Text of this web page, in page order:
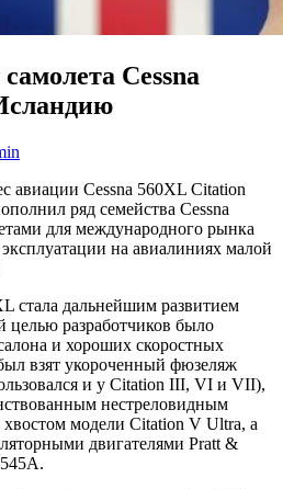
Cessna
авиации Cessna 560XL Citation
ряд семейства Cessna
для международного рынка
на авиалиниях малой
стала дальнейшим развитием
разработчиков было
и хороших скоростных
взят укороченный фюзеляж
и у Citation III, VI и VII),
нестреловидным
модели Citation V Ultra, а
двигателями Pratt &